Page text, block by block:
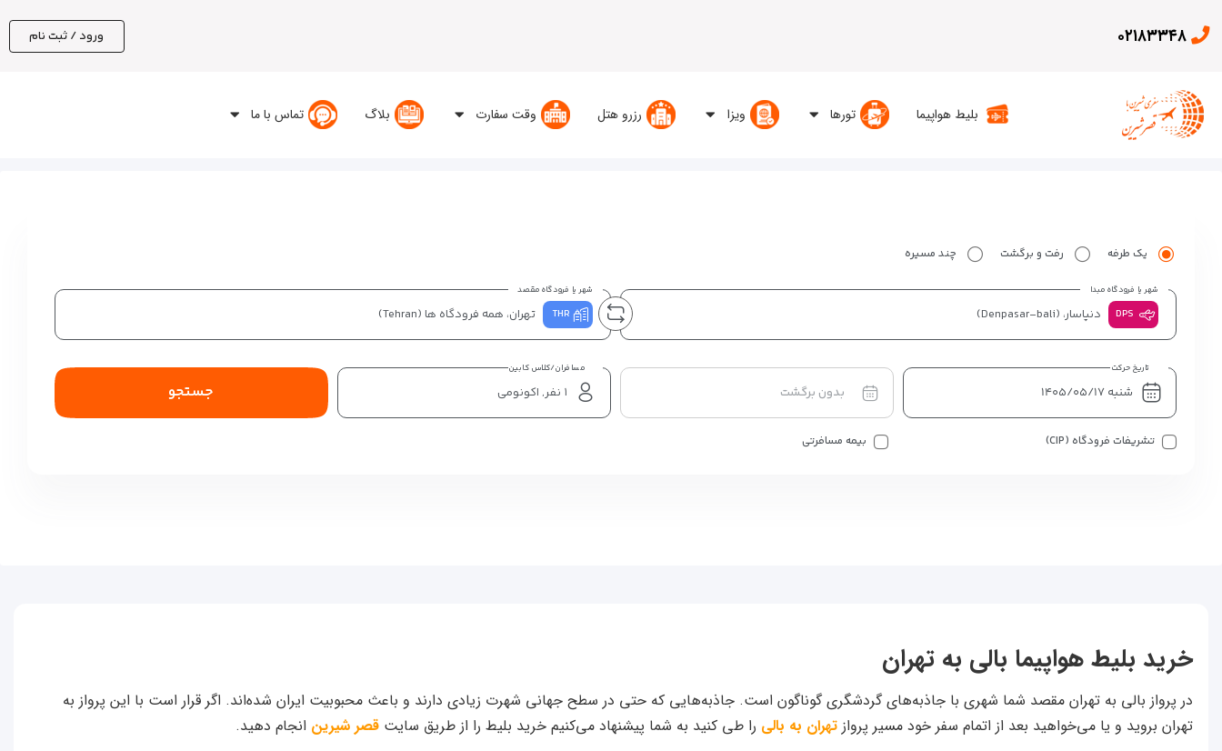
۰۲۱۸۳۳۴۸ ورود / ثبت نام
بلیط هواپیما تورها ویزا رزرو هتل وقت سفارت بلاگ تماس با ما
یک طرفه رفت و برگشت چند مسیره
شهر یا فرودگاه مبدا
DPS دنپاسار، (Denpasar-bali)
شهر یا فرودگاه مقصد
THR تهران، همه فرودگاه ها (Tehran)
تاریخ حرکت
بدون برگشت
مسافران/کلاس کابین
جستجو
تشریفات فرودگاه (CIP) بیمه مسافرتی
خرید بلیط هواپیما بالی به تهران
در پرواز بالی به تهران مقصد شما شهری با جاذبه‌های گردشگری گوناگون است. جاذبه‌هایی که حتی در سطح جهانی شهرت زیادی دارند و باعث محبوبیت ایران شده‌اند. اگر قرار است با این پرواز به
تهران بروید و یا می‌خواهید بعد از اتمام سفر خود مسیر پرواز تهران به بالی را طی کنید به شما پیشنهاد می‌کنیم خرید بلیط را از طریق سایت قصر شیرین انجام دهید.